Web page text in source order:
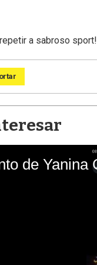
a sabroso sport!